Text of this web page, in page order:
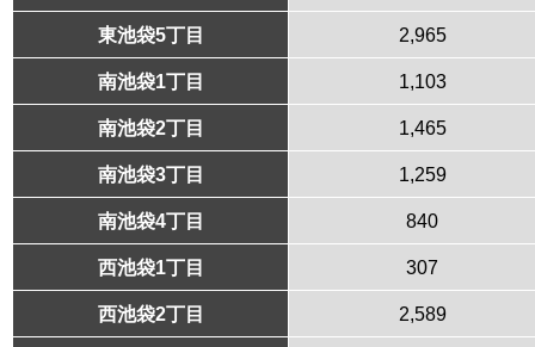
東池袋5丁目 2,965
南池袋1丁目 1,103
南池袋2丁目 1,465
南池袋3丁目 1,259
南池袋4丁目 840
西池袋1丁目 307
西池袋2丁目 2,589